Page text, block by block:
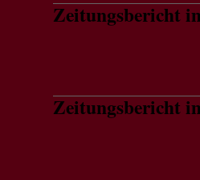
Zeitungsbericht
Zeitungsbericht